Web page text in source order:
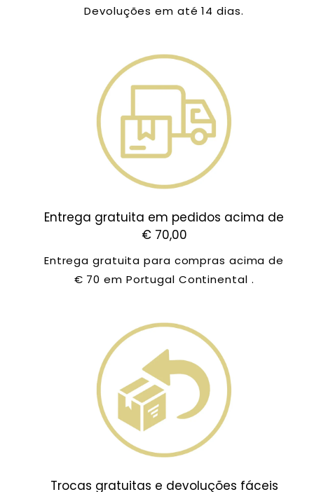
Devoluções em até 14 dias.
Entrega gratuita em pedidos acima de
€ 70,00
Entrega gratuita para compras acima de
€ 70 em Portugal Continental .
Trocas gratuitas e devoluções fáceis